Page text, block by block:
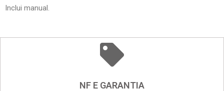
Inclui manual.
NF E GARANTIA